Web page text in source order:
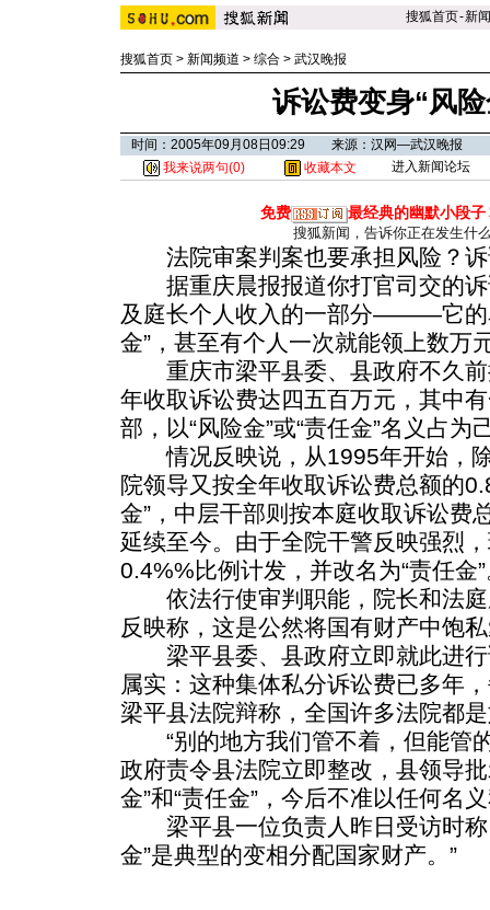
搜狐首页-新闻
搜狐首页 > 新闻频道 > 综合 > 武汉晚报
诉讼费变身“风
时间：2005年09月08日09:29 来源：汉网—武汉晚报
我来说两句(0) 收藏本文 进入新闻论坛
免费 最经典的幽默小段子
搜狐新闻，告诉你正在发生什
法院审案判案也要承担风险？诉
据重庆晨报报道你打官司交的诉
及庭长个人收入的一部分———它的
金”，甚至有个人一次就能领上数万
重庆市梁平县委、县政府不久前
年收取诉讼费达四五百万元，其中
部，以“风险金”或“责任金”名义占为
情况反映说，从1995年开始，除
院领导又按全年收取诉讼费总额的
金”，中层干部则按本庭收取诉讼费
延续至今。由于全院干警反映强烈
0.4%%比例计发，并改名为“责任金
依法行使审判职能，院长和法庭
反映称，这是公然将国有财产中饱
梁平县委、县政府立即就此进行
属实：这种集体私分诉讼费已多年
梁平县法院辩称，全国许多法院都
“别的地方我们管不着，但能管
政府责令县法院立即整改，县领导
金”和“责任金”，今后不准以任何名
梁平县一位负责人昨日受访时称
金”是典型的变相分配国家财产。”